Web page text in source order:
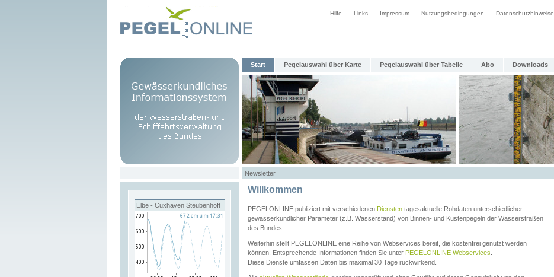
Hilfe Links Impressum Nutzungsbedingungen Datenschutzhinweise
Start Pegelauswahl über Karte Pegelauswahl über Tabelle Abo Downloads
Newsletter
Elbe - Cuxhaven Steubenhöft
Willkommen
PEGELONLINE publiziert mit verschiedenen Diensten tagesaktuelle Rohdaten unterschiedlicher
gewässerkundlicher Parameter (z.B. Wasserstand) von Binnen- und Küstenpegeln der Wasserstraßen
des Bundes.
Weiterhin stellt PEGELONLINE eine Reihe von Webservices bereit, die kostenfrei genutzt werden
können. Entsprechende Informationen finden Sie unter PEGELONLINE Webservices
Diese Dienste umfassen Daten bis maximal 30 Tage rückwirkend.